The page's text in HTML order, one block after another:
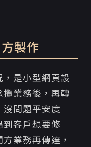
製作
，是小型網頁設
攬業務後，再轉
沒問題平安度
到客戶想要修
業務再傳達，